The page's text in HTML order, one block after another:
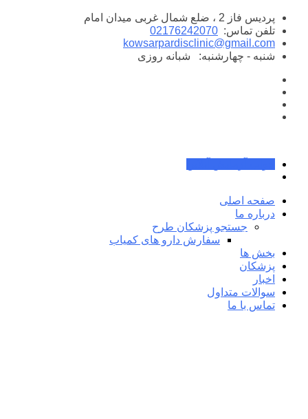
پرش
محتوا
پردیس فاز 2 ، ضلع شمال غربی میدان امام
تلفن تماس: 02176242070
kowsarpardisclinic@gmail.com
شنبه - چهارشنبه:
شبانه روزی
صفحه اصلی
درباره ما
جستجو پزشکان طرح
سفارش دارو های کمیاب
بخش ها
پزشکان
اخبار
سوالات متداول
تماس با ما